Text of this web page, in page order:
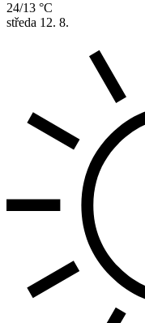
24/13 °C
středa 12. 8.